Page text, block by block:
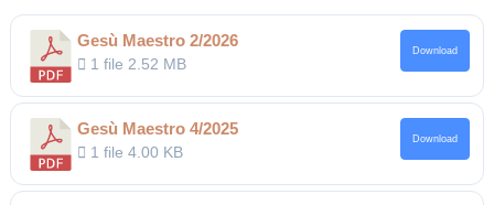
Gesù Maestro 2/2026
1 file 2.52 MB
Download
Gesù Maestro 4/2025
1 file4.00 KB
Download